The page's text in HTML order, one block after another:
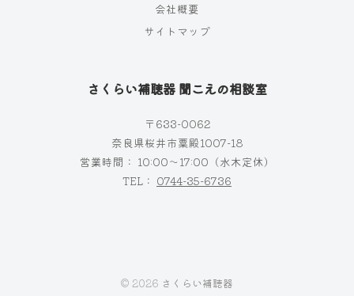
会社概要
サイトマップ
さくらい補聴器 聞こえの相談室
〒633-0062
奈良県桜井市粟殿1007−18
営業時間： 10:00～17:00（水木定休）
TEL： 0744-35-6736
© 2026 さくらい補聴器